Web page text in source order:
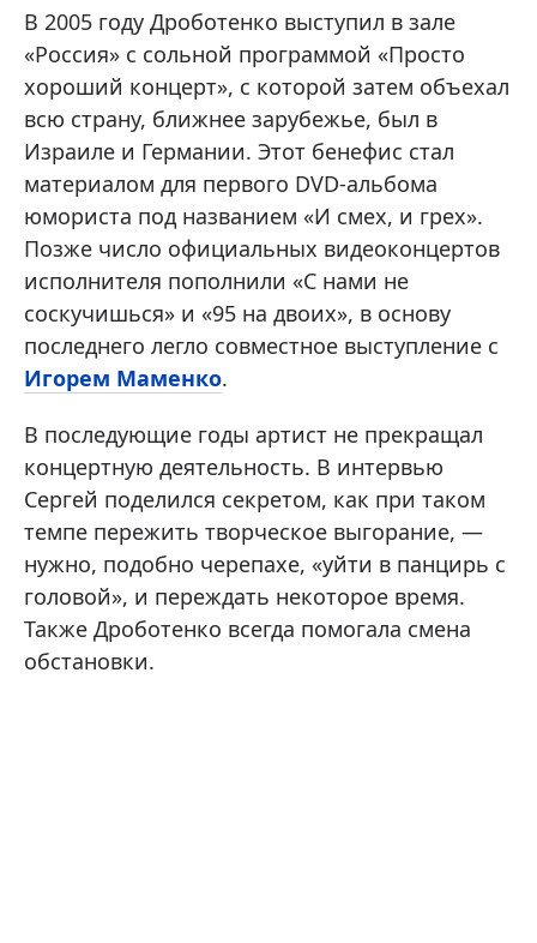
В 2005 году Дроботенко выступил в зале
«Россия» с сольной программой «Просто
хороший концерт», с которой затем объехал
всю страну, ближнее зарубежье, был в
Израиле и Германии. Этот бенефис стал
материалом для первого DVD-альбома
юмориста под названием «И смех, и грех».
Позже число официальных видеоконцертов
исполнителя пополнили «С нами не
соскучишься» и «95 на двоих», в основу
последнего легло совместное выступление с
Игорем Маменко.
В последующие годы артист не прекращал
концертную деятельность. В интервью
Сергей поделился секретом, как при таком
темпе пережить творческое выгорание, —
нужно, подобно черепахе, «уйти в панцирь с
головой», и переждать некоторое время.
Также Дроботенко всегда помогала смена
обстановки.